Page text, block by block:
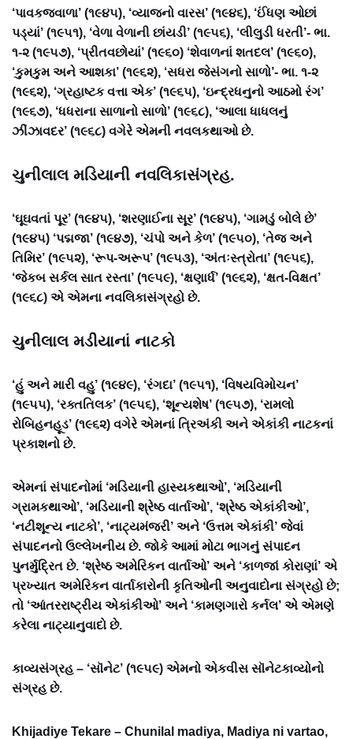
‘પાવકજવાળા’ (૧૯૪૫), ‘વ્યાજનો વારસ’ (૧૯૪૬), ‘ઈંધણ ઓછાં
પડ્યાં’ (૧૯૫૧), ‘વેળા વેળાની છાંયડી’ (૧૯૫૬), ‘લીલુડી ધરતી’- ભા.
૧-૨ (૧૯૫૭), ‘પ્રીતવછોયાં’ (૧૯૬૦) ‘શેવાળનાં શતદલ’ (૧૯૬૦),
‘કુમકુમ અને આશકા’ (૧૯૬૨), ‘સધરા જેસંગનો સાળો’- ભા. ૧-૨
(૧૯૬૨), ‘ગ્રહાષ્ટક વત્તા એક’ (૧૯૬૫), ‘ઇન્દ્રધનુનો આઠમો રંગ’
(૧૯૬૭), ‘ધધરાના સાળાનો સાળો’ (૧૯૬૮), ‘આલા ધાધલનું
ઝીંઝાવદર’ (૧૯૬૮) વગેરે એમની નવલકથાઓ છે.
ચુનીલાલ મડિયાની નવલિકાસંગ્રહ.
‘ઘૂઘવતાં પૂર’ (૧૯૪૫), ‘શરણાઈના સૂર’ (૧૯૪૫), ‘ગામડું બોલે છે’
(૧૯૪૫) ‘પદ્મજા’ (૧૯૪૭), ‘ચંપો અને કેળ’ (૧૯૫૦), ‘તેજ અને
તિમિર’ (૧૯૫૨), ‘રૂપ-અરૂપ’ (૧૯૫૩), ‘અંતઃસ્ત્રોતા’ (૧૯૫૬),
‘જેકબ સર્કલ સાત રસ્તા’ (૧૯૫૯), ‘ક્ષણાર્ધ’ (૧૯૬૨), ‘ક્ષત-વિક્ષત’
(૧૯૬૮) એ એમના નવલિકાસંગ્રહો છે.
ચુનીલાલ મડીયાનાં નાટકો
‘હું અને મારી વહુ’ (૧૯૪૯), ‘રંગદા’ (૧૯૫૧), ‘વિષયવિમોચન’
(૧૯૫૫), ‘રક્તતિલક’ (૧૯૫૬), ‘શૂન્યશેષ’ (૧૯૫૭), ‘રામલો
રોબિહનહૂડ’ (૧૯૬૨) વગેરે એમનાં ત્રિઅંકી અને એકાંકી નાટકનાં
પ્રકાશનો છે.
એમનાં સંપાદનોમાં ‘મડિયાની હાસ્યકથાઓ’, ‘મડિયાની
ગ્રામકથાઓ’, ‘મડિયાની શ્રેષ્ઠ વાર્તાઓ’, ‘શ્રેષ્ઠ એકાંકીઓ’,
‘નટીશૂન્ય નાટકો’, ‘નાટ્યમંજરી’ અને ‘ઉત્તમ એકાંકી’ જેવાં
સંપાદનનો ઉલ્લેખનીય છે. જોકે આમાં મોટા ભાગનું સંપાદન
પુનર્મુદ્રિત છે. ‘શ્રેષ્ઠ અમેરિકન વાર્તાઓ’ અને ‘કાળજાં કોરાણાં’ એ
પ્રખ્યાત અમેરિકન વાર્તાકારોની કૃતિઓની અનુવાદોના સંગ્રહો છે;
તો ‘આંતરરાષ્ટ્રીય એકાંકીઓ’ અને ‘કામણગારો કર્નલ’ એ એમણે
કરેલા નાટ્યાનુવાદો છે.
કાવ્યસંગ્રહ – ‘સૉનેટ’ (૧૯૫૯) એમનો એકવીસ સૉનેટકાવ્યોનો
સંગ્રહ છે.
Khijadiye Tekare – Chunilal madiya, Madiya ni vartao,